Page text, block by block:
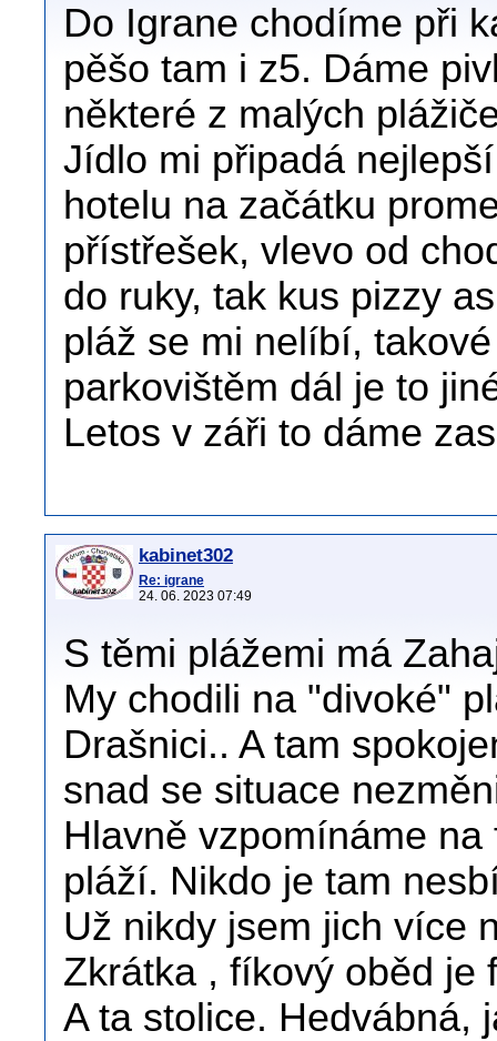
Do Igrane chodíme při
pěšo tam i z5. Dáme
některé z malých
Jídlo mi připadá
hotelu na začátku
přístřešek, vlevo od
do ruky, tak kus pizzy
pláž se mi nelíbí,
parkovištěm dál je to
Letos v záři to dáme
kabinet302
Re: igrane
24. 06. 2023 07:49
S těmi plážemi má
My chodili na "divoké"
Drašnici.. A tam
snad se situace
Hlavně vzpomínáme
pláží. Nikdo je tam
Už nikdy jsem jich více
Zkrátka , fíkový oběd je
A ta stolice. Hedvábná,